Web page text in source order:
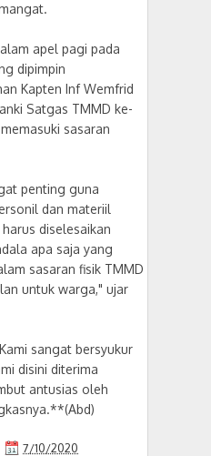
apel pagi pada
dipimpin
Kapten Inf Wemfrid
Satgas TMMD ke-
sasaran
penting guna
dan materiil
diselesaikan
apa saja yang
sasaran fisik TMMD
untuk warga," ujar
sangat bersyukur
disini diterima
antusias oleh
7/10/2020